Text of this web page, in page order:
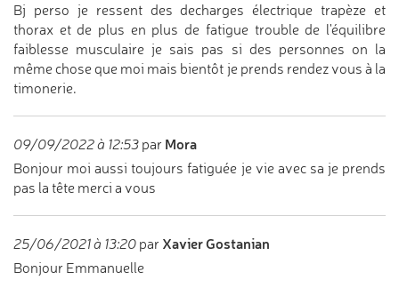
Bj perso je ressent des decharges électrique trapèze et
thorax et de plus en plus de fatigue trouble de l'équilibre
faiblesse musculaire je sais pas si des personnes on la
même chose que moi mais bientôt je prends rendez vous à la
timonerie.
09/09/2022 à 12:53 par Mora
Bonjour moi aussi toujours fatiguée je vie avec sa je prends
pas la tête merci a vous
25/06/2021 à 13:20 par Xavier Gostanian
Bonjour Emmanuelle